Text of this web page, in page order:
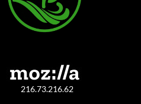
216.73.216.62